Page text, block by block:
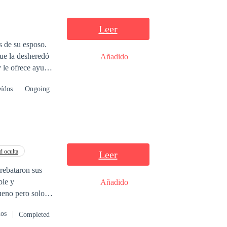
su esposo.
la desheredó
le ofrece ayuda
sin
Ongoing
Leer
Añadido
oculta
sus
pero solo
Completed
Leer
Añadido